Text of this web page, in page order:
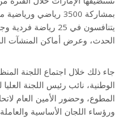
بمشاركة 3500 رياضي
يتنافسون في 25
الحدث، وعرض أماكن المنشآت
جاء ذلك خلال اجتماع اللجنة
الوطنية، نائب رئيس اللجنة
المطوع، وحضور الأمين العام
ورؤساء اللجان الأساسية والعاملة